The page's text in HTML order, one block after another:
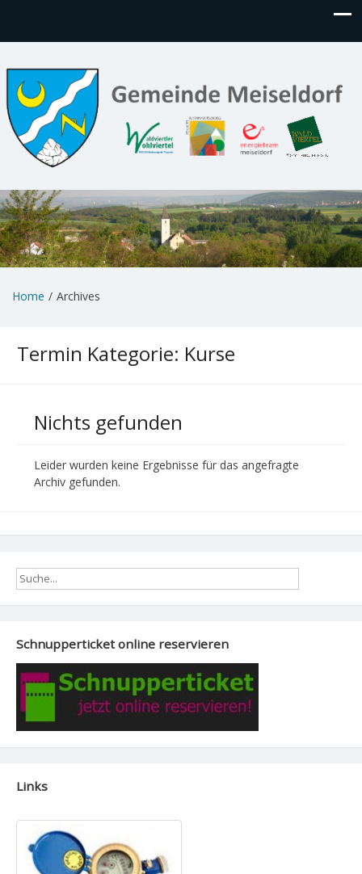
Home Archives
Termin Kategorie: Kurse
Nichts gefunden
Leider wurden keine Ergebnisse für das angefragte
Archiv gefunden.
Schnupperticket online reservieren
Links